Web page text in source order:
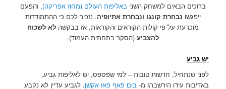
ברוכים הבאים למשחק השני באליפות העולם (מחוז אפריקה), והפעם
ייפגשו נבחרת קונגו ונבחרת אתיופיה. נזכיר לכם כי ההתמודדות
מוכרעת על פי קולות הקוראים והקוראות, אז בבקשה לא לשכוח
להצביע (הסקר בתחתית העמוד).
יש גביע
לפני שנתחיל, חדשות טובות – למי שפספס, יש לאליפות גביע,
באדיבות עידו הירשברג מ-בום פאף פאו אקשן. לגביע עדיין לא נקבע